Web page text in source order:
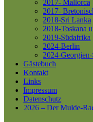
2017- Mallorca
2017-
2018-Sri Lanka
2018-Toskana
2019-Südafrika
2024-Berlin
2024-
Gästebuch
Kontakt
Links
Impressum
Datenschutz
2026 – Der Mulde-